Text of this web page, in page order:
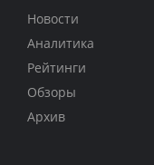
Новости
Аналитика
Рейтинги
Обзоры
Архив